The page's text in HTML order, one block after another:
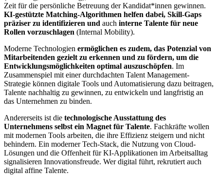
Zeit für die persönliche Betreuung der Kandidat*innen gewinnen.
KI-gestützte Matching-Algorithmen helfen dabei, Skill-Gaps
präziser zu identifizieren und auch interne Talente für neue
Rollen vorzuschlagen (Internal Mobility).
Moderne Technologien ermöglichen es zudem, das Potenzial von
Mitarbeitenden gezielt zu erkennen und zu fördern, um die
Entwicklungsmöglichkeiten optimal auszuschöpfen. Im
Zusammenspiel mit einer durchdachten Talent Management-
Strategie können digitale Tools und Automatisierung dazu beitragen,
Talente nachhaltig zu gewinnen, zu entwickeln und langfristig an
das Unternehmen zu binden.
Andererseits ist die technologische Ausstattung des
Unternehmens selbst ein Magnet für Talente. Fachkräfte wollen
mit modernen Tools arbeiten, die ihre Effizienz steigern und nicht
behindern. Ein moderner Tech-Stack, die Nutzung von Cloud-
Lösungen und die Offenheit für KI-Applikationen im Arbeitsalltag
signalisieren Innovationsfreude. Wer digital führt, rekrutiert auch
digital affine Talente.